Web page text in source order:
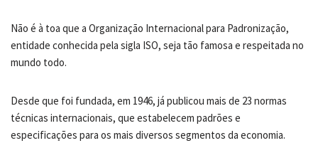
Não é à toa que a Organização Internacional para Padronização,
entidade conhecida pela sigla ISO, seja tão famosa e respeitada no
mundo todo.
Desde que foi fundada, em 1946, já publicou mais de 23 normas
técnicas internacionais, que estabelecem padrões e
especificações para os mais diversos segmentos da economia.